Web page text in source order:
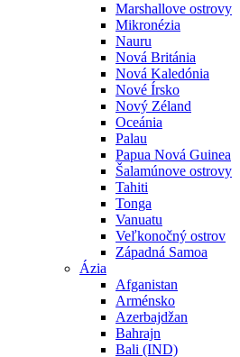
Marshallove ostrovy
Mikronézia
Nauru
Nová Británia
Nová Kaledónia
Nové Írsko
Nový Zéland
Oceánia
Palau
Papua Nová Guinea
Šalamúnove ostrovy
Tahiti
Tonga
Vanuatu
Veľkonočný ostrov
Západná Samoa
Ázia
Afganistan
Arménsko
Azerbajdžan
Bahrajn
Bali (IND)